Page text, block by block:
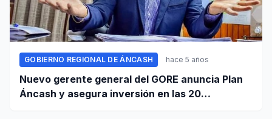
GOBIERNO REGIONAL DE ÁNCASH hace 5 años
Nuevo gerente general del GORE anuncia Plan
Áncash y asegura inversión en las 20